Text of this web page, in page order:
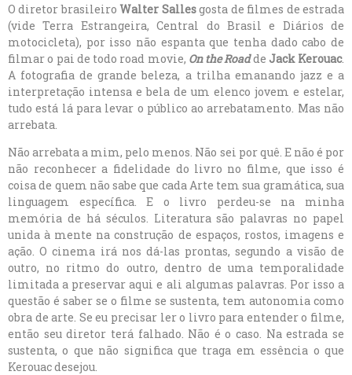
O diretor brasileiroWalter Sallesgosta de filmes de estrada
(vide Terra Estrangeira, Central do Brasil e Diários de
motocicleta), por isso não espanta que tenha dado cabo de
filmar o pai de todo road movie, On the Roadde Jack Kerouac.
A fotografia de grande beleza, a trilha emanando jazz e a
interpretação intensa e bela de um elenco jovem e estelar,
tudo está lá para levar o público ao arrebatamento. Mas não
arrebata.
Não arrebata a mim, pelo menos. Não sei por quê. E não é por
não reconhecer a fidelidade do livro no filme, que isso é
coisa de quem não sabe que cada Arte tem sua gramática, sua
linguagem específica. E o livro perdeu-se na minha
memória de há séculos. Literatura são palavras no papel
unida à mente na construção de espaços, rostos, imagens e
ação. O cinema irá nos dá-las prontas, segundo a visão de
outro, no ritmo do outro, dentro de uma temporalidade
limitada a preservar aqui e ali algumas palavras. Por isso a
questão é saber se o filme se sustenta, tem autonomia como
obra de arte. Se eu precisar ler o livro para entender o filme,
então seu diretor terá falhado. Não é o caso. Na estrada se
sustenta, o que não significa que traga em essência o que
Kerouac desejou.